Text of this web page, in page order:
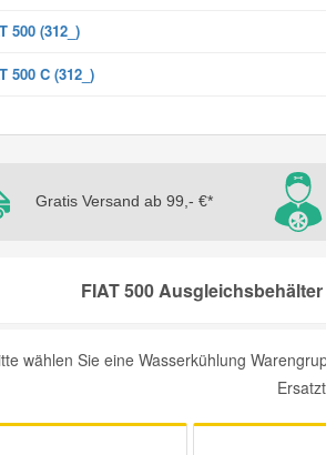
500 (312_)
500 C (312_)
Gratis Versand ab 99,- €*
FIAT 500
wählen Sie eine Wasserkühlung